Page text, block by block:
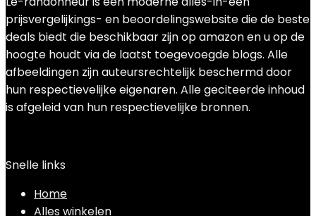
prijsvergelijkings- en beoordelingswebsite die de beste
deals biedt die beschikbaar zijn op amazon en u op de
hoogte houdt via de laatst toegevoegde blogs. Alle
afbeeldingen zijn auteursrechtelijk beschermd door
hun respectievelijke eigenaren. Alle geciteerde inhoud
is afgeleid van hun respectievelijke bronnen.
Snelle links
Home
Alles winkelen